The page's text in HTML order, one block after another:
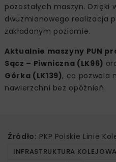
pozostałych maszyn. Dzięki
dwuzmianowego realizacja
zakładanym poziomie.
Aktualnie maszyny PUN
Sącz – Piwniczna (LK96)
Górka (LK139), co pozwala
nawierzchni bez opóźnień.
Źródło: PKP Polskie Linie
INFRASTRUKTURA KOLEJOWA